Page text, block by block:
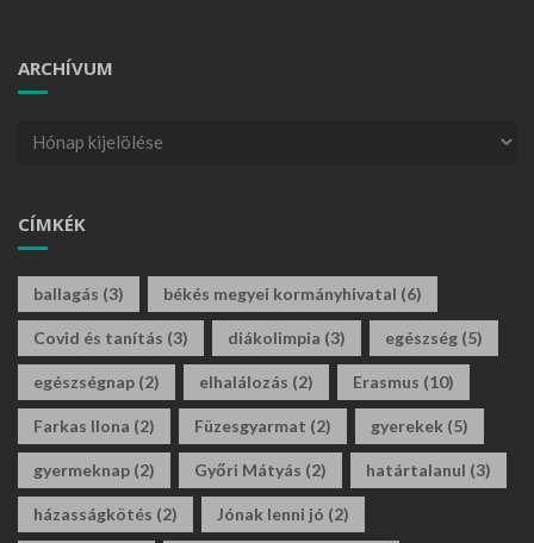
ARCHÍVUM
CÍMKÉK
ballagás (3) békés megyei kormányhivatal (6)
Covid és tanítás (3) diákolimpia (3) egészség (5)
egészségnap (2) elhalálozás (2) Erasmus (10)
Farkas Ilona (2) Füzesgyarmat (2) gyerekek (5)
gyermeknap (2) Győri Mátyás (2) határtalanul (3)
házasságkötés (2) Jónak lenni jó (2)